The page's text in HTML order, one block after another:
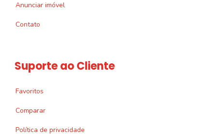
Anunciar imóvel
Contato
Suporte ao Cliente
Favoritos
Comparar
Política de privacidade